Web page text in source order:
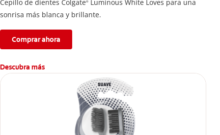
Cepillo de dientes Colgate® Luminous White Loves para una
sonrisa más blanca y brillante.
Comprar ahora
Descubra más